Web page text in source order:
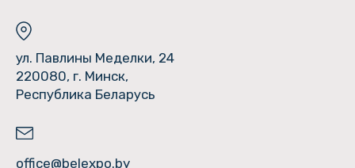
ул. Павлины Меделки, 24
220080, г. Минск,
Республика Беларусь
office@belexpo.by